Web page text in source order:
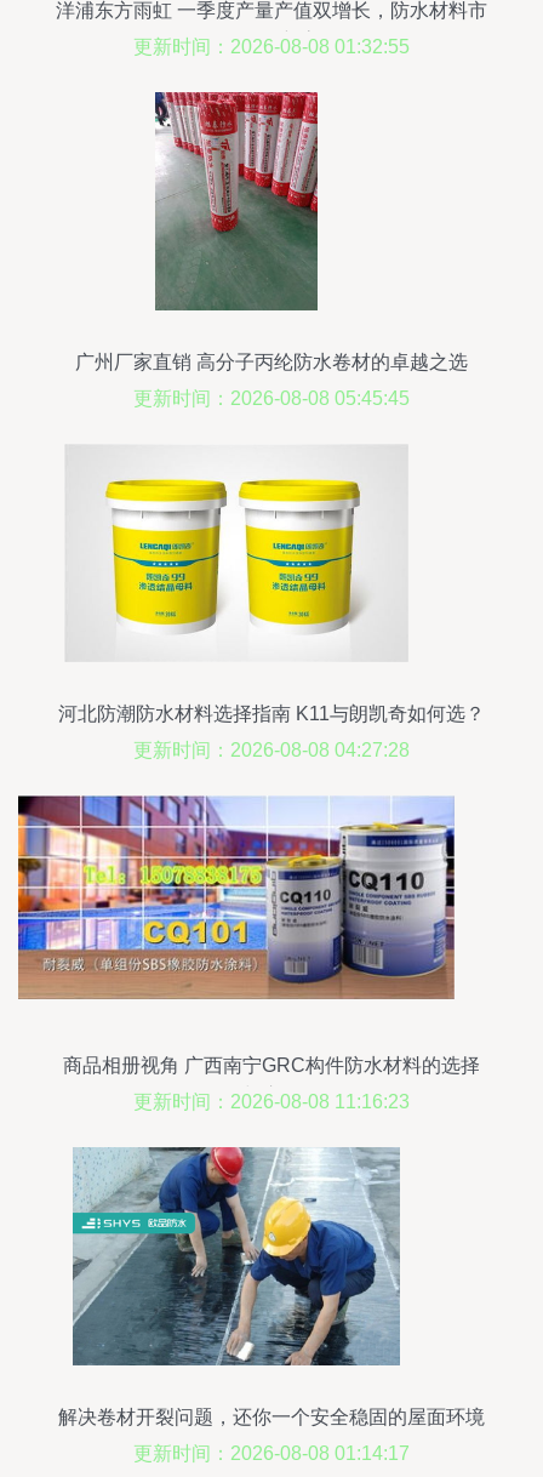
洋浦东方雨虹 一季度产量产值双增长，防水材料市
场再创新高
更新时间：2026-08-08 01:32:55
广州厂家直销 高分子丙纶防水卷材的卓越之选
更新时间：2026-08-08 05:45:45
河北防潮防水材料选择指南 K11与朗凯奇如何选？
更新时间：2026-08-08 04:27:28
商品相册视角 广西南宁GRC构件防水材料的选择
与应用
更新时间：2026-08-08 11:16:23
解决卷材开裂问题，还你一个安全稳固的屋面环境
更新时间：2026-08-08 01:14:17